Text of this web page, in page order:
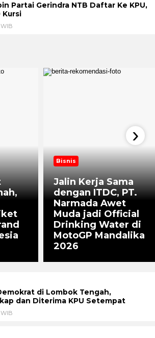
Partai Gerindra NTB Daftar Ke KPU,
Kursi
WIB
Bisnis
Jalin Kerja Sama
dengan ITDC, PT.
Narmada Awet
Muda jadi Official
Drinking Water di
MotoGP Mandalika
2026
›
di Lombok Tengah,
dan Diterima KPU Setempat
WIB